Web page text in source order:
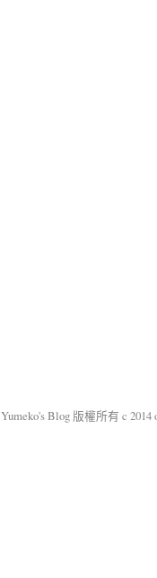
Yumeko's Blog 版權所有 c